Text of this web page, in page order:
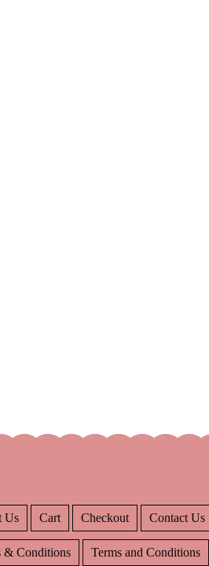
Us Cart Checkout Contact Us
& Conditions Terms and Conditions